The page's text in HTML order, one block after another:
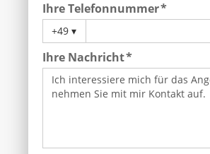
Ihre Telefonnummer *
+49 ▾
Ihre Nachricht *